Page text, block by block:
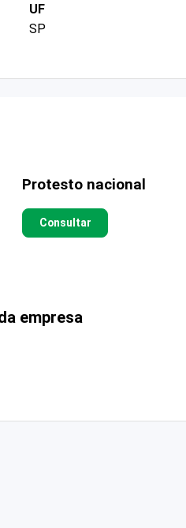
UF
SP
Protesto nacional
Consultar
empresa